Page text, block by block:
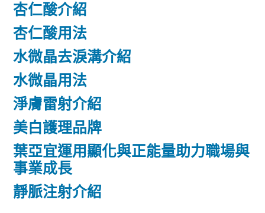
杏仁酸介紹
杏仁酸用法
水微晶去淚溝介紹
水微晶用法
淨膚雷射介紹
美白護理品牌
葉亞宜運用顯化與正能量助力職場與
事業成長
靜脈注射介紹